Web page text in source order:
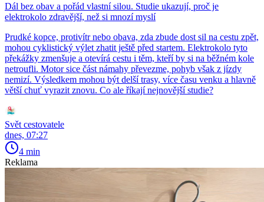
Dál bez obav a pořád vlastní silou. Studie ukazují, proč je
elektrokolo zdravější, než si mnozí myslí
Prudké kopce, protivítr nebo obava, zda zbude dost sil na cestu zpět,
mohou cyklistický výlet zhatit ještě před startem. Elektrokolo tyto
překážky zmenšuje a otevírá cestu i těm, kteří by si na běžném kole
netroufli. Motor sice část námahy převezme, pohyb však z jízdy
nemizí. Výsledkem mohou být delší trasy, více času venku a hlavně
větší chuť vyrazit znovu. Co ale říkají nejnovější studie?
Svět cestovatele
dnes, 07:27
4 min
Reklama